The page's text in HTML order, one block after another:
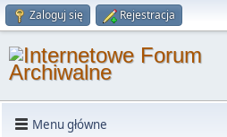
Zaloguj się Rejestracja
Menu główne